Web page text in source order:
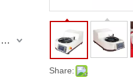
Dụng cụ kiểm tra không phá hủy
Share: